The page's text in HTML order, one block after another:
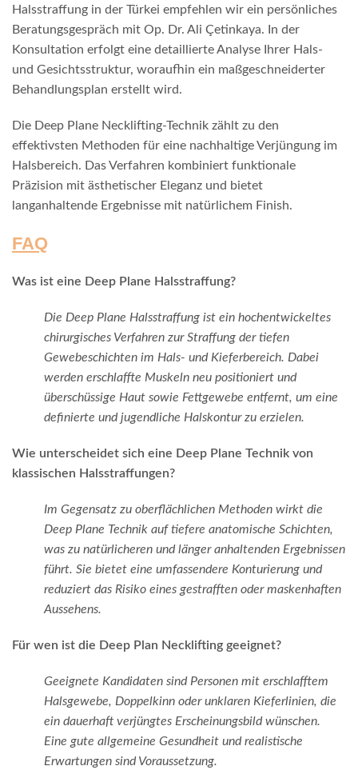
Halsstraffung in der Türkei empfehlen wir ein persönliches
Beratungsgespräch mit Op. Dr. Ali Çetinkaya. In der
Konsultation erfolgt eine detaillierte Analyse Ihrer Hals-
und Gesichtsstruktur, woraufhin ein maßgeschneiderter
Behandlungsplan erstellt wird.
Die Deep Plane Necklifting-Technik zählt zu den
effektivsten Methoden für eine nachhaltige Verjüngung im
Halsbereich. Das Verfahren kombiniert funktionale
Präzision mit ästhetischer Eleganz und bietet
langanhaltende Ergebnisse mit natürlichem Finish.
FAQ
Was ist eine Deep Plane Halsstraffung?
Die Deep Plane Halsstraffung ist ein hochentwickeltes
chirurgisches Verfahren zur Straffung der tiefen
Gewebeschichten im Hals- und Kieferbereich. Dabei
werden erschlaffte Muskeln neu positioniert und
überschüssige Haut sowie Fettgewebe entfernt, um eine
definierte und jugendliche Halskontur zu erzielen.
Wie unterscheidet sich eine Deep Plane Technik von
klassischen Halsstraffungen?
Im Gegensatz zu oberflächlichen Methoden wirkt die
Deep Plane Technik auf tiefere anatomische Schichten,
was zu natürlicheren und länger anhaltenden Ergebnissen
führt. Sie bietet eine umfassendere Konturierung und
reduziert das Risiko eines gestrafften oder maskenhaften
Aussehens.
Für wen ist die Deep Plan Necklifting geeignet?
Geeignete Kandidaten sind Personen mit erschlafftem
Halsgewebe, Doppelkinn oder unklaren Kieferlinien, die
ein dauerhaft verjüngtes Erscheinungsbild wünschen.
Eine gute allgemeine Gesundheit und realistische
Erwartungen sind Voraussetzung.